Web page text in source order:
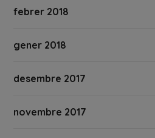
febrer 2018
gener 2018
desembre 2017
novembre 2017